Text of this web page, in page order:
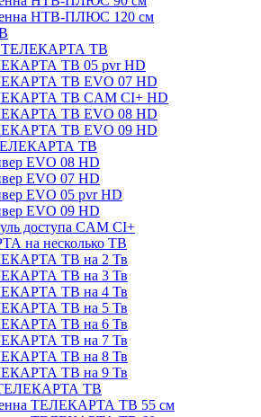
НТВ-ПЛЮС 120 см
ТЕЛЕКАРТА ТВ
ТВ 05 pvr HD
ТВ EVO 07 HD
ТВ CAM CI+ HD
ТВ EVO 08 HD
ТВ EVO 09 HD
ТВ
EVO 08 HD
EVO 07 HD
EVO 05 pvr HD
EVO 09 HD
доступа CAM CI+
на несколько ТВ
ТВ на 2 Тв
ТВ на 3 Тв
ТВ на 4 Тв
ТВ на 5 Тв
ТВ на 6 Тв
ТВ на 7 Тв
ТВ на 8 Тв
ТВ на 9 Тв
ТВ
ТЕЛЕКАРТА ТВ 55 см